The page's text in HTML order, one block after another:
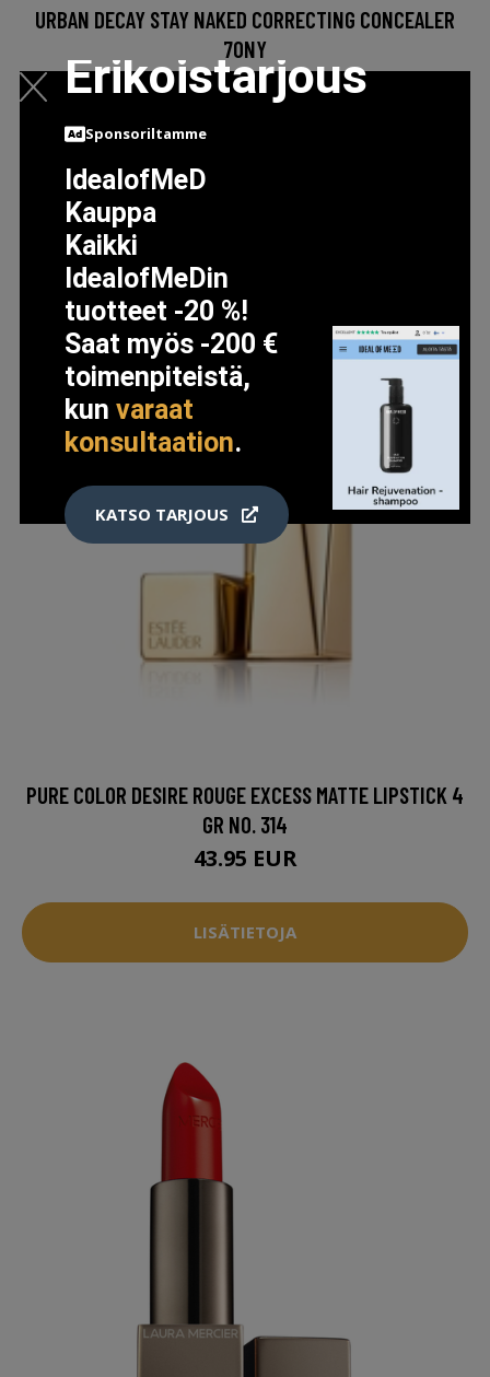
URBAN DECAY STAY NAKED CORRECTING CONCEALER
70NY
26 EUR
PURE COLOR DESIRE ROUGE EXCESS MATTE LIPSTICK 4
GR NO. 314
43.95 EUR
LISÄTIETOJA
Erikoistarjous
Sponsoriltamme
IdealofMeD
Kauppa
Kaikki
IdealofMeDin
tuotteet -20 %!
Saat myös -200 €
toimenpiteistä,
kunvaraat
konsultaation.
KATSO TARJOUS